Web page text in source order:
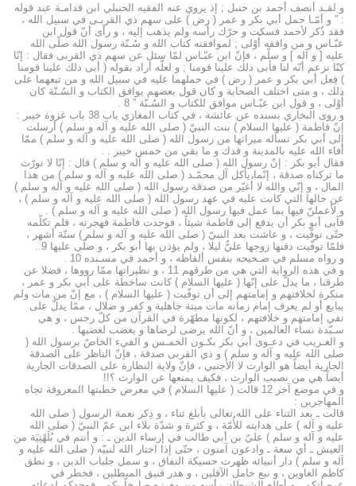
و لقـد أنصف أحمد بن حنبل ; إذ يروي عنه الفقيه الحنبلي ابن قدامـة عند قوله
: ” و أمّـا حمل أبي بكر و عمر ( رض ) على سهم ذي القربـى في سبيل الله ،
فقد ذُكر لأحمد فسكت و حرّك رأسه ولم يذهب إليه ، و رأى أنّ قول ابن
عبّـاس و من وافقه أَوْلى ; لموافقته كتاب الله و سُـنّة رسول الله صلّى الله
عليه [ و آله ] و سلّم ، فإنّ ابن عبّـاس لمّا سئل عن سهم ذي القربى فقال : إنّا
كنّا نزعم أنّه لنا فأبى ذلك علينا قومنا ; و لعلّه أراد بقوله ( أبى ذلك علينا قومنا
) فِعل أبي بكر و عمر ( رض ) في حملهما عليه في سبيل الله و من تبعهما على
ذلك ، و متى اختلف الصحابة و كان قول بعضهم يوافق الكتاب و السُـنّة كان
أَوْلى ، و قول ابن عبّـاس موافق للكتاب و السُـنّة ” 8 .
و روى البخاري بسنده عن عائشة ، في كتاب المغازي باب 38 باب غزوة خيبر :
إنّ فاطمة ( عليها السلام ) بنت النبيّ ( صلى الله عليه و آله و سلم ) أرسلت
إلى أبي بكر تسأله ميراثها من رسول الله ( صلى الله عليه و آله و سلم ) ممّا
أفاء الله عليه بالمدينة و فدك و ما بقي من خمس خيبر . .
فقال أبو بكر : إنّ رسول الله ( صلى الله عليه و آله و سلم ) قال : إنّا لا نورّث
ما تركناه صدقة ، إنّما يأكل آل محمّـد ( صلى الله عليه و آله و سلم ) من هذا
المال ، و إنّي والله لا أُغيّر من صدقة رسول الله ( صلى الله عليه و آله و سلم )
عن حالها التي كانت عليه في عهد رسول الله ( صلى الله عليه و آله و سلم ) ،
و لأعملنّ فيها بما عمل فيها رسول الله ( صلى الله عليه و آله و سلم ) .
فأبى أبو بكر أن يدفع إلى فاطمة شيئاً ، فوجدت فاطمة فهجرته ، فلم تكلّمه
حتّى توفّيت ، و عاشت بعد النبيّ ( صلى الله عليه و آله و سلم ) ستّة أشهر ،
فلمّا توفّيت دفنها زوجها عليٌّ ليلا ، ولم يؤذن بها أبو بكر ، و صلّى عليها 9 .
و رواه مسلم في صـحيحه بنفس ألفاظه ، و أحمد في مسـنده 10 .
و في هذه الرواية التي هي من طرقهم 11 ، و نظيراتها ممّا رووها ، فضلا عن
طرقنا ، ما يدلّ على إنّها ( عليها السلام ) كانت ساخطة على أبي بكر و عمر ،
منكرة لخلافتهم و إمامتهم إلى أن توفّيت ( عليها السلام ) ، مع إنّ من مات ولم
يبايع أو لم يعرف إمام زمانه مات ميتة جاهلية و كفر و ضلال ، ممّا يدلّ على
نفي إمامتهم و خلافتهم ، لكونها مطهّرة في القرآن من كلّ رجس ، و هي
سـيّدة نساء العالمين ، و أنّ الله يرضى لرضاها و يغضب لغضبها .
و الغـريب في دعـوى أبي بكر بكـون الخمـس و الفيء الخاصّ برسول الله (
صلى الله عليه و آله و سلم ) و ذي القربى صدقة ، فإنّ الناظر على الصدقة
الجارية أيضاً هو الوارث لا الأجنبي ، فإنّ ولاية النظارة على الصدقات الجارية
أيضاً هي من نصيب الوارث ، فكيف يمنعها عن الوارث ؟!!
و في موضع آخر 12 قالت ( عليها السلام ) في معرض خطبتها المعروفة تجاه
المهاجرين :
قالت ـ بعد الثناء على الله تعالى بأبلغ ثناء ، و ذِكر نعمة الرسول ( صلى الله
عليه و آله ) على هدايته للأُمّة ، و كثرة و شدّة بلاء ابن عمّ النبيّ ( صلى الله
عليه و آله و سلم ) عليّ بن أبي طالب في إرساء الدين ـ : و أنتم في بُلَهْنِيَة من
العيش ـ أي سعة ـ وادعون آمنون ، حتّى إذا اختار الله لنبيّه ( صلى الله عليه و
آله و سلم ) دار أنبيائه ظهرت حسيكة النفاق ، و سمل جلباب الدين ، و نطق
كاظم الغاوين ، و نبع خامل الآفلين ، و هدر فنيق المبطلين ، فخطر في